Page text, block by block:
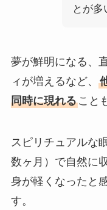
とが多
夢が鮮明になる、
ィが増えるなど、
同時に現れること
スピリチュアルな
数ヶ月）で自然に
身が軽くなったと
す。